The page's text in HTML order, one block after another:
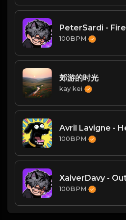
PeterSardi - Fire
100BPM
郊游的时光
kay kei
100BPM
100BPM